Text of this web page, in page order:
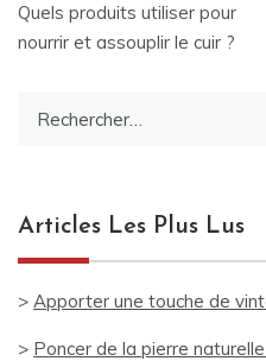
de
Quels produits utiliser pour
nourrir et assouplir le cuir ?
Articles Les Plus Lus
> Apporter une touche de
> Poncer de la pierre